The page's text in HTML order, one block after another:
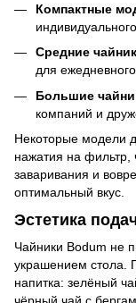
Компактные
Средние
для
Большие
компаний и
Некоторые модели
нажатия на фильтр,
заваривания и
оптимальный вкус.
Эстетика
Чайники Bodum не
украшением стола.
напитка: зелёный
чёрный чай с